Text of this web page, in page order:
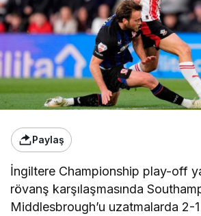
Paylaş
İngiltere Championship play-off
rövanş karşılaşmasında
Middlesbrough’u uzatmalarda 2-